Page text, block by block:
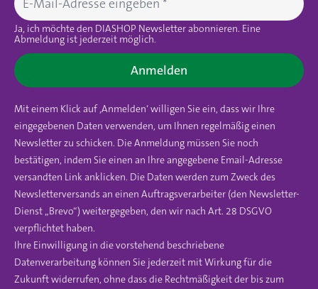
Ja, ich möchte den DIASHOP Newsletter abonnieren. Eine
Abmeldung ist jederzeit möglich.
Anmelden
Mit einem Klick auf ‚Anmelden‘ willigen Sie ein, dass wir Ihre
eingegebenen Daten verwenden, um Ihnen regelmäßig einen
Newsletter zu schicken. Die Anmeldung müssen Sie noch
bestätigen, indem Sie einen an Ihre angegebene Email-Adresse
versandten Link anklicken. Die Daten werden zum Zweck des
Newsletterversands an einen Auftragsverarbeiter (den Newsletter-
Dienst „Brevo“) weitergegeben, den wir nach Art. 28 DSGVO
verpflichtet haben.
Ihre Einwilligung in die vorstehend beschriebene
Datenverarbeitung können Sie jederzeit mit Wirkung für die
Zukunft widerrufen, ohne dass die Rechtmäßigkeit der bis zum